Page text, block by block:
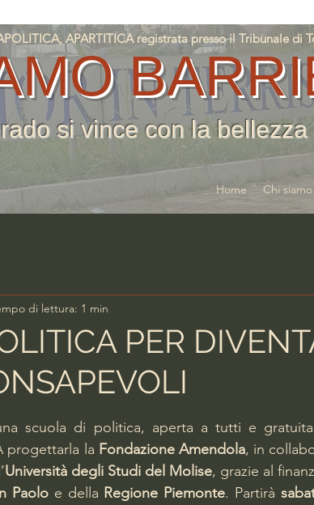
si vince con la bellezza
Home Chi siamo
APARTITICA registrata presso il Tribunale di
PER
di lettura: 1 min
scuola di politica, aperta a tutti e
progettarla la Fondazione Amendola, in
Università degli Studi del Molise
Paolo e della Regione Piemonte. Partirà